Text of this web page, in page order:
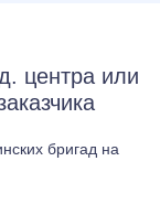
центра или
бригад на